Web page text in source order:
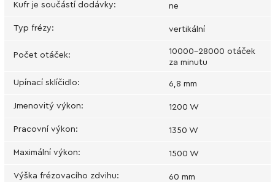
Kufr je součástí dodávky: ne
Typ frézy: vertikální
Počet otáček:
10000-28000 otáček
za minutu
Upínací sklíčidlo: 6,8 mm
Jmenovitý výkon: 1200 W
Pracovní výkon: 1350 W
Maximální výkon: 1500 W
Výška frézovacího zdvihu: 60 mm